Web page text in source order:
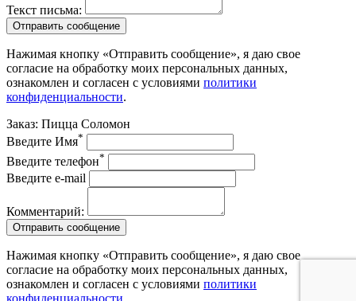
Текст письма:
Отправить сообщение
Нажимая кнопку «Отправить сообщение», я даю свое
согласие на обработку моих персональных данных,
ознакомлен и согласен с условиями политики
конфиденциальности.
Заказ: Пицца Соломон
Введите Имя*
Введите телефон*
Введите e-mail
Комментарий:
Отправить сообщение
Нажимая кнопку «Отправить сообщение», я даю свое
согласие на обработку моих персональных данных,
ознакомлен и согласен с условиями политики
конфиденциальности